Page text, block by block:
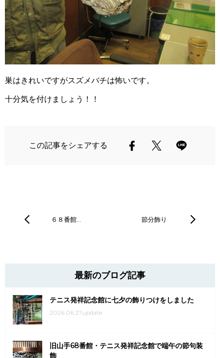
巣はきれいですがスズメバチは怖いです。
十分気を付けましょう！！
この記事をシェアする
６８番館… 節分飾り
最新のブログ記事
テニス発祥記念館に七夕の飾りつけをしました
2026.06.27update
旧山手68番館・テニス発祥記念館で端午の節句装
飾